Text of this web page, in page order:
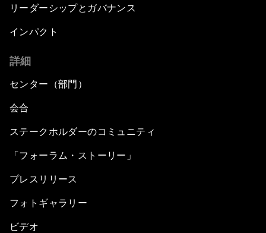
リーダーシップとガバナンス
インパクト
詳細
センター（部門）
会合
ステークホルダーのコミュニティ
「フォーラム・ストーリー」
プレスリリース
フォトギャラリー
ビデオ